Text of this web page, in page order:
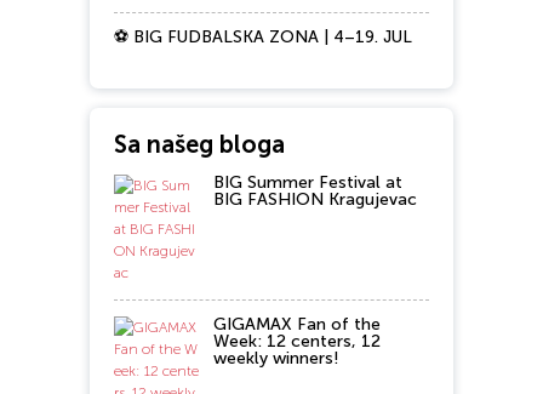
⚽ BIG FUDBALSKA ZONA | 4–19. JUL
Sa našeg bloga
BIG Summer Festival at
BIG FASHION Kragujevac
GIGAMAX Fan of the
Week: 12 centers, 12
weekly winners!